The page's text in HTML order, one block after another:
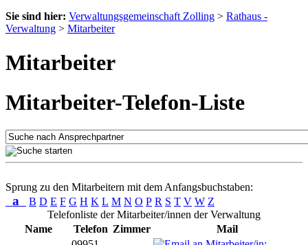
Sie sind hier: Verwaltungsgemeinschaft Zolling > Rathaus -
Verwaltung > Mitarbeiter
Mitarbeiter
Mitarbeiter-Telefon-Liste
Sprung zu den Mitarbeitern mit dem Anfangsbuchstaben:
a B D E F G H K L M N O P R S T V W Z
Telefonliste der Mitarbeiter/innen der Verwaltung
Name
Telefon Zimmer
Mail